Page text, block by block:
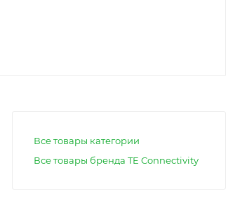
Все товары категории
Все товары бренда TE Connectivity